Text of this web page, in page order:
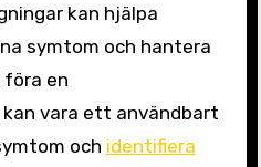
kan hjälpa
symtom och hantera
en
vara ett användbart
och identifiera